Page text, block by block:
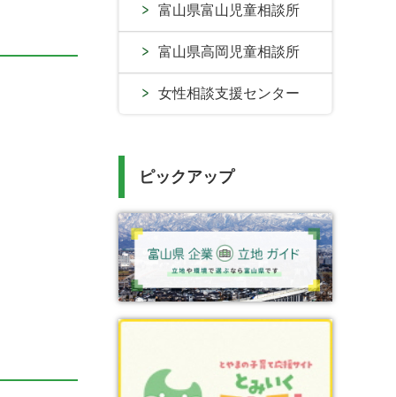
富山県富山児童相談所
富山県高岡児童相談所
女性相談支援センター
ピックアップ